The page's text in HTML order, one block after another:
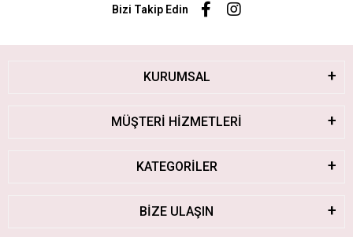
Bizi Takip Edin
KURUMSAL
MÜŞTERİ HİZMETLERİ
KATEGORİLER
BİZE ULAŞIN